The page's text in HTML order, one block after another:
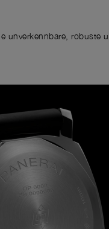
unverkennbare, robuste